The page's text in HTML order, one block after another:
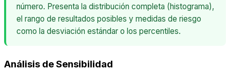
número. Presenta la distribución completa (histograma),
el rango de resultados posibles y medidas de riesgo
como la desviación estándar o los percentiles.
Análisis de Sensibilidad